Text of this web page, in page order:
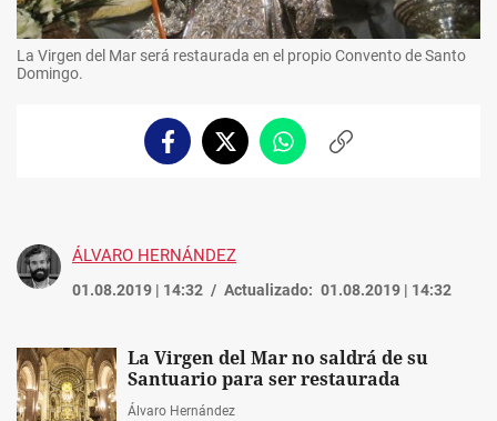
La Virgen del Mar será restaurada en el propio Convento de Santo
Domingo.
FacebookTwitterWhatsappCopiar
ÁLVARO HERNÁNDEZ
01.08.2019 | 14:32 Actualizado: 01.08.2019 | 14:32
La Virgen del Mar no saldrá de su
Santuario para ser restaurada
Álvaro Hernández